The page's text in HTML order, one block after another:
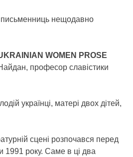
письменниць нещодавно
WOMEN PROSE
професор славістики
українці, матері двох дітей,
сцені розпочався перед
1991 року. Саме в ці два